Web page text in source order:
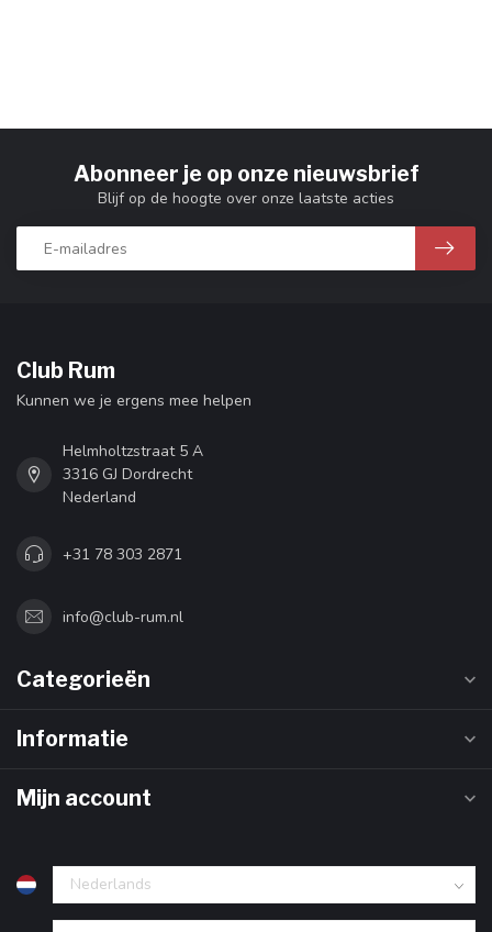
Abonneer je op onze nieuwsbrief
Blijf op de hoogte over onze laatste acties
Club Rum
Kunnen we je ergens mee helpen
Helmholtzstraat 5 A
3316 GJ Dordrecht
Nederland
+31 78 303 2871
info@club-rum.nl
Categorieën
Informatie
Mijn account